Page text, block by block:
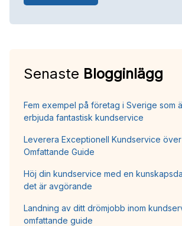
Senaste Blogginlägg
Fem exempel på företag i Sverige som
erbjuda fantastisk kundservice
Leverera Exceptionell Kundservice
Omfattande Guide
Höj din kundservice med en
det är avgörande
Landning av ditt drömjobb inom
omfattande guide